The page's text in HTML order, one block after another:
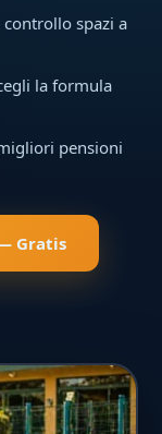
spazi a
la formula
pensioni
Gratis